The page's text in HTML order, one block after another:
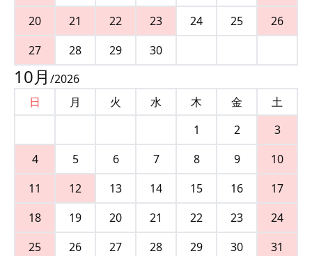
20
21 22 23 24 25
26
27
28 29 30
10月 /2026
日
月 火 水 木 金
土
1
2
3
4
5 6 7 8 9
10
11
12 13 14 15 16
17
18
19 20 21 22 23
24
25
26 27 28 29 30 31